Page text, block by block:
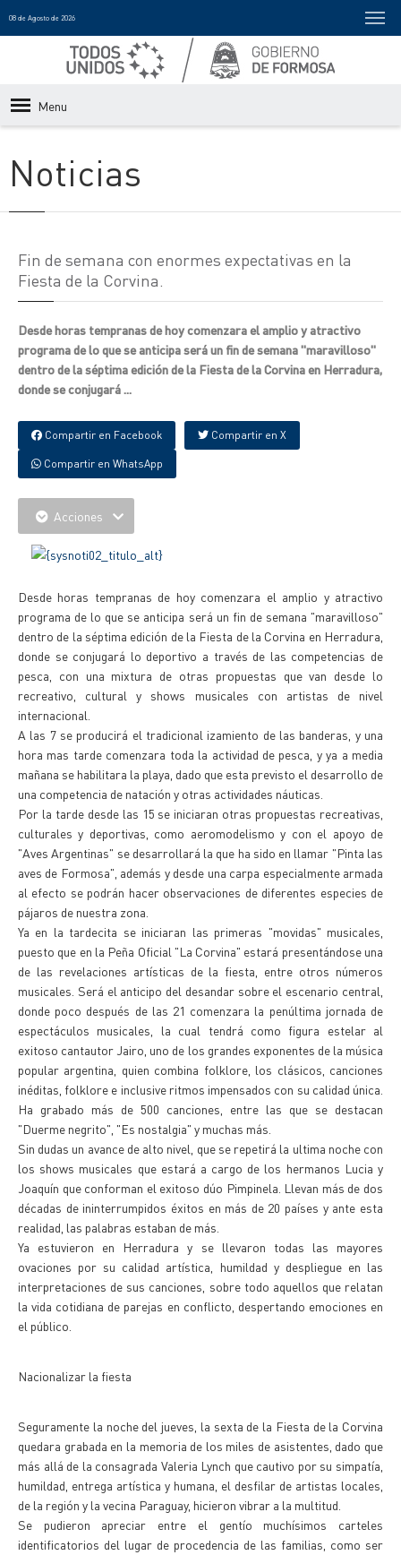
08 de Agosto de 2026
Menu
Noticias
Fin de semana con enormes expectativas en la
Fiesta de la Corvina.
Desde horas tempranas de hoy comenzara el amplio y atractivo
programa de lo que se anticipa será un fin de semana "maravilloso"
dentro de la séptima edición de la Fiesta de la Corvina en Herradura,
donde se conjugará ...
Compartir en Facebook Compartir en X
Compartir en WhatsApp
Acciones
Desde horas tempranas de hoy comenzara el amplio y atractivo
programa de lo que se anticipa será un fin de semana "maravilloso"
dentro de la séptima edición de la Fiesta de la Corvina en Herradura,
donde se conjugará lo deportivo a través de las competencias de
pesca, con una mixtura de otras propuestas que van desde lo
recreativo, cultural y shows musicales con artistas de nivel
internacional.
A las 7 se producirá el tradicional izamiento de las banderas, y una
hora mas tarde comenzara toda la actividad de pesca, y ya a media
mañana se habilitara la playa, dado que esta previsto el desarrollo de
una competencia de natación y otras actividades náuticas.
Por la tarde desde las 15 se iniciaran otras propuestas recreativas,
culturales y deportivas, como aeromodelismo y con el apoyo de
"Aves Argentinas" se desarrollará la que ha sido en llamar "Pinta las
aves de Formosa", además y desde una carpa especialmente armada
al efecto se podrán hacer observaciones de diferentes especies de
pájaros de nuestra zona.
Ya en la tardecita se iniciaran las primeras "movidas" musicales,
puesto que en la Peña Oficial "La Corvina" estará presentándose una
de las revelaciones artísticas de la fiesta, entre otros números
musicales. Será el anticipo del desandar sobre el escenario central,
donde poco después de las 21 comenzara la penúltima jornada de
espectáculos musicales, la cual tendrá como figura estelar al
exitoso cantautor Jairo, uno de los grandes exponentes de la música
popular argentina, quien combina folklore, los clásicos, canciones
inéditas, folklore e inclusive ritmos impensados con su calidad única.
Ha grabado más de 500 canciones, entre las que se destacan
"Duerme negrito", "Es nostalgia" y muchas más.
Sin dudas un avance de alto nivel, que se repetirá la ultima noche con
los shows musicales que estará a cargo de los hermanos Lucia y
Joaquín que conforman el exitoso dúo Pimpinela. Llevan más de dos
décadas de ininterrumpidos éxitos en más de 20 países y ante esta
realidad, las palabras estaban de más.
Ya estuvieron en Herradura y se llevaron todas las mayores
ovaciones por su calidad artística, humildad y despliegue en las
interpretaciones de sus canciones, sobre todo aquellos que relatan
la vida cotidiana de parejas en conflicto, despertando emociones en
el público.
Nacionalizar la fiesta
Seguramente la noche del jueves, la sexta de la Fiesta de la Corvina
quedara grabada en la memoria de los miles de asistentes, dado que
más allá de la consagrada Valeria Lynch que cautivo por su simpatía,
humildad, entrega artística y humana, el desfilar de artistas locales,
de la región y la vecina Paraguay, hicieron vibrar a la multitud.
Se pudieron apreciar entre el gentío muchísimos carteles
identificatorios del lugar de procedencia de las familias, como ser